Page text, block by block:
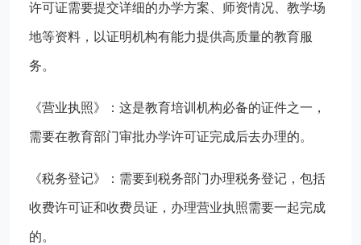
许可证需要提交详细的办学方案、师资情况、教学场
地等资料，以证明机构有能力提供高质量的教育服
务。
《营业执照》：这是教育培训机构必备的证件之一，
需要在教育部门审批办学许可证完成后去办理的。
《税务登记‌》：需要到税务部门办理税务登记，包括
收费许可证和收费员证，办理营业执照需要一起完成
的。